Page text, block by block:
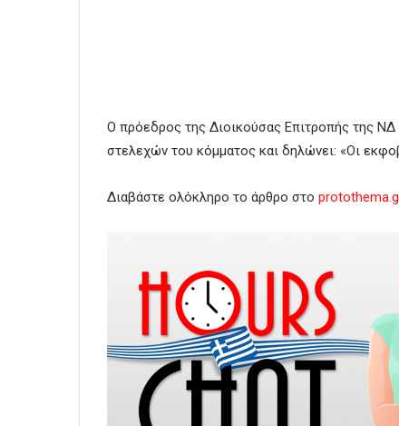
Ο πρόεδρος της Διοικούσας Επιτροπής της ΝΔ
στελεχών του κόμματος και δηλώνει: «Οι
Διαβάστε ολόκληρο το άρθρο στο